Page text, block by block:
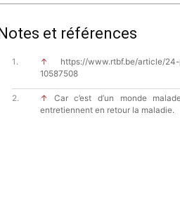
et références
↑
https://www.rtbf.be/article/24-
10587508
↑
Car c’est d’un monde
entretiennent en retour la maladie.